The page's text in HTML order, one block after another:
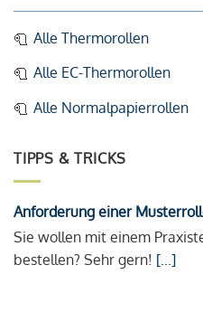
Alle Thermorollen
Alle EC-Thermorollen
Alle Normalpapierrollen
TIPPS & TRICKS
Anforderung einer
Sie wollen mit einem
bestellen? Sehr gern! [...]